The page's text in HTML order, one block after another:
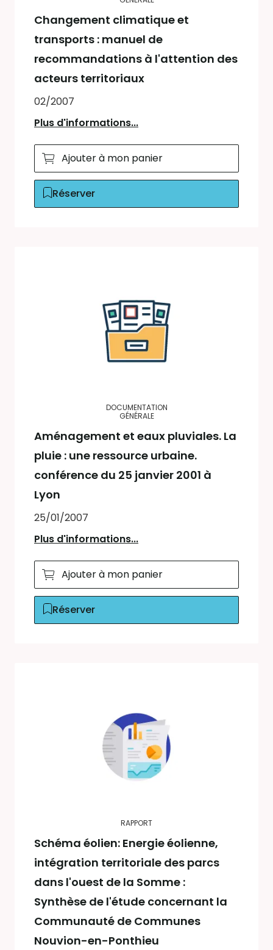
Changement climatique et
transports : manuel de
recommandations à l'attention des
acteurs territoriaux
02/2007
Plus d'informations...
Ajouter à mon panier
Réserver
DOCUMENTATION
GÉNÉRALE
Aménagement et eaux pluviales. La
pluie : une ressource urbaine.
conférence du 25 janvier 2001 à
Lyon
25/01/2007
Plus d'informations...
Ajouter à mon panier
Réserver
RAPPORT
Schéma éolien: Energie éolienne,
intégration territoriale des parcs
dans l'ouest de la Somme :
Synthèse de l'étude concernant la
Communauté de Communes
Nouvion-en-Ponthieu